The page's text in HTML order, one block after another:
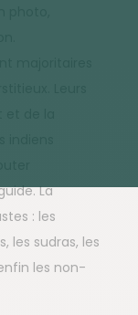
La
: les
les sudras, les
les non-